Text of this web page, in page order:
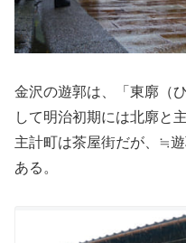
金沢の遊郭は、「東廓（
して明治初期には北廓と
主計町は茶屋街だが、≒
ある。